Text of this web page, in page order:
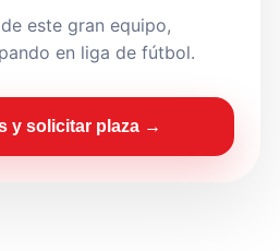
este gran equipo,
en liga de fútbol.
y solicitar plaza →